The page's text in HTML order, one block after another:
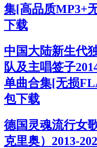
集[高品质MP3+
下载
中国大陆新生代
队及主唱签子
单曲合集[无损
包下载
德国灵魂流行女
克里奥）2013-